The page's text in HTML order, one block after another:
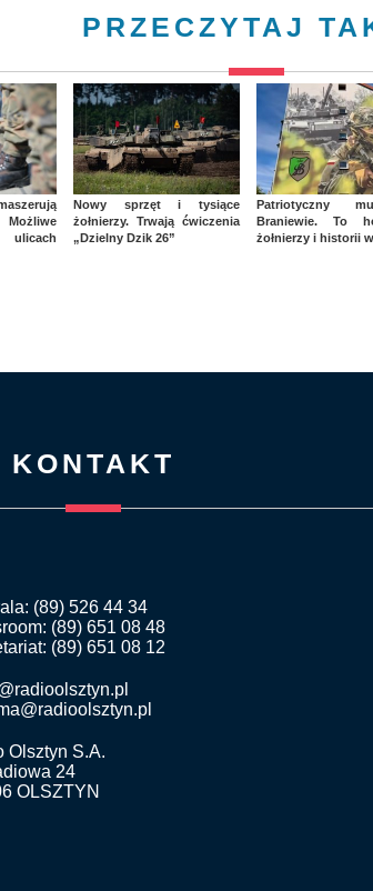
PRZECZYTAJ
Nowy sprzęt i tysiące
żołnierzy. Trwają ćwiczenia
„Dzielny Dzik 26”
Patriotyczny
Braniewie. To
żołnierzy i historii
KONTAKT
(89) 526 44 34
(89) 651 08 48
(89) 651 08 12
Olsztyn S.A.
24
OLSZTYN